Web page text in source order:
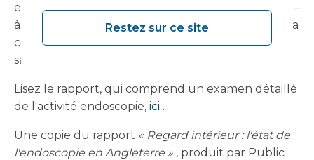
et installées dans presque n'importe quel endroit –
à côté d'un centre de diagnostic ou ailleurs dans la
communauté – pour créer un site autonome et
sans Covid pour l'endoscopie élective.
Lisez le rapport, qui comprend un examen détaillé
de l'activité endoscopie, ici .
Une copie du rapport « Regard intérieur : l'état de
l'endoscopie en Angleterre » , produit par Public
Restez sur ce site